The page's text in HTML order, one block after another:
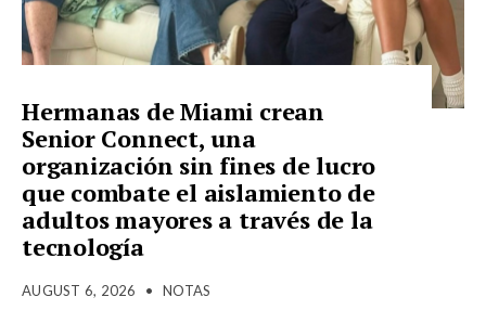
Hermanas de Miami crean
Senior Connect, una
organización sin fines de lucro
que combate el aislamiento de
adultos mayores a través de la
tecnología
AUGUST 6, 2026 • NOTAS